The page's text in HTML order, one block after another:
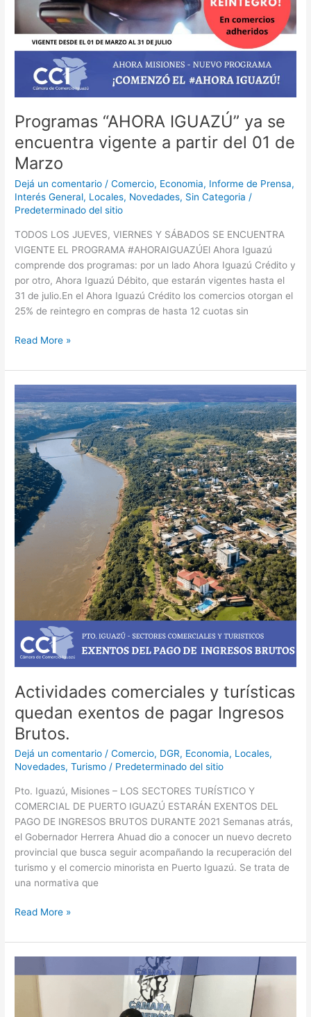
Programas “AHORA IGUAZÚ” ya se
encuentra vigente a partir del 01 de
Marzo
Dejá un comentario /Comercio, Economia, Informe de Prensa,
Interés General, Locales, Novedades, Sin Categoria /
Predeterminado del sitio
TODOS LOS JUEVES, VIERNES Y SÁBADOS SE ENCUENTRA
VIGENTE EL PROGRAMA #AHORAIGUAZÚ⁣El Ahora Iguazú
comprende dos programas: por un lado Ahora Iguazú Crédito y
por otro, Ahora Iguazú Débito, que estarán vigentes hasta el
31 de julio.⁣⁣En el Ahora Iguazú Crédito los comercios otorgan el
25% de reintegro en compras de hasta 12 cuotas sin
Marzo
Read More »
Actividades comerciales y turísticas
quedan exentos de pagar Ingresos
Brutos.
Dejá un comentario /Comercio, DGR, Economia, Locales,
Novedades,Turismo / Predeterminado del sitio
Pto. Iguazú, Misiones – LOS SECTORES TURÍSTICO Y
COMERCIAL DE PUERTO IGUAZÚ ESTARÁN EXENTOS DEL
PAGO DE INGRESOS BRUTOS DURANTE 2021 Semanas atrás,
el Gobernador Herrera Ahuad dio a conocer un nuevo decreto
provincial que busca seguir acompañando la recuperación del
turismo y el comercio minorista en Puerto Iguazú. Se trata de
una normativa que
Actividades
comerciales
y
turísticas
quedan
exentos
de
pagar
Ingresos
Brutos.
Read More »
firmaron
Contratos